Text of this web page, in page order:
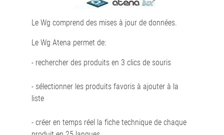
Le Wg comprend des mises à jour de données.
Le Wg Atena permet de:
- rechercher des produits en 3 clics de souris
- sélectionner les produits favoris à ajouter à la
liste
- créer en temps réel la fiche technique de chaque